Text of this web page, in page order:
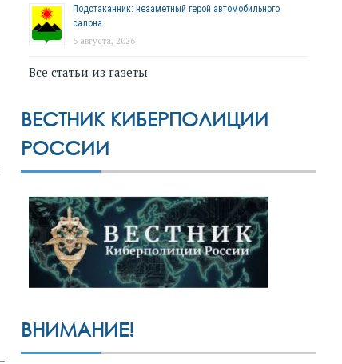
Подстаканник: незаметный герой автомобильного
салона
6 августа, 2026
Все статьи из газеты
ВЕСТНИК КИБЕРПОЛИЦИИ
РОССИИ
ВНИМАНИЕ!